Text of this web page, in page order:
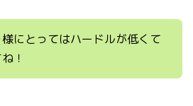
にとってはハードルが低くて
！